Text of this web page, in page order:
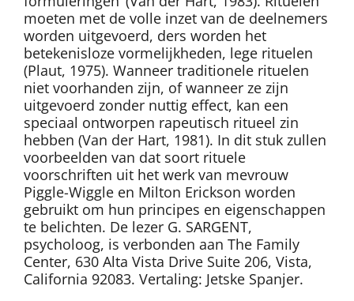
moeten met de volle inzet van de deelnemers
worden uitgevoerd, ders worden het
betekenisloze vormelijkheden, lege rituelen
(Plaut, 1975). Wanneer traditionele rituelen
niet voorhanden zijn, of wanneer ze zijn
uitgevoerd zonder nuttig effect, kan een
speciaal ontworpen rapeutisch ritueel zin
hebben (Van der Hart, 1981). In dit stuk zullen
voorbeelden van dat soort rituele
voorschriften uit het werk van mevrouw
Piggle-Wiggle en Milton Erickson worden
gebruikt om hun principes en eigenschappen
te belichten. De lezer G. SARGENT,
psycholoog, is verbonden aan The Family
Center, 630 Alta Vista Drive Suite 206, Vista,
California 92083. Vertaling: Jetske Spanjer.